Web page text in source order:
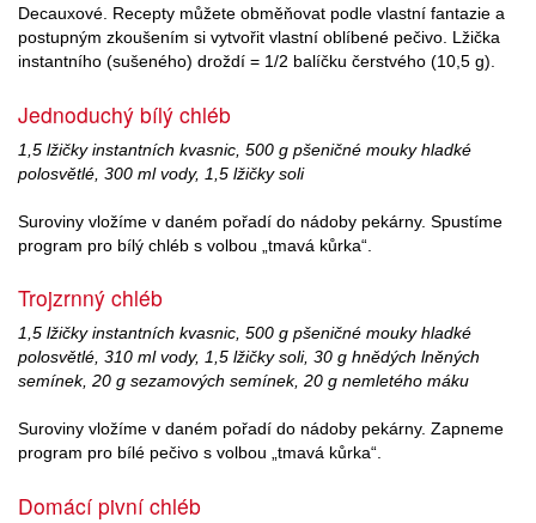
Decauxové. Recepty můžete obměňovat podle vlastní fantazie a
postupným zkoušením si vytvořit vlastní oblíbené pečivo. Lžička
instantního (sušeného) droždí = 1/2 balíčku čerstvého (10,5 g).
Jednoduchý bílý chléb
1,5 lžičky instantních kvasnic, 500 g pšeničné mouky hladké
polosvětlé, 300 ml vody, 1,5 lžičky soli
Suroviny vložíme v daném pořadí do nádoby pekárny. Spustíme
program pro bílý chléb s volbou „tmavá kůrka“.
Trojzrnný chléb
1,5 lžičky instantních kvasnic, 500 g pšeničné mouky hladké
polosvětlé, 310 ml vody, 1,5 lžičky soli, 30 g hnědých lněných
semínek, 20 g sezamových semínek, 20 g nemletého máku
Suroviny vložíme v daném pořadí do nádoby pekárny. Zapneme
program pro bílé pečivo s volbou „tmavá kůrka“.
Domácí pivní chléb